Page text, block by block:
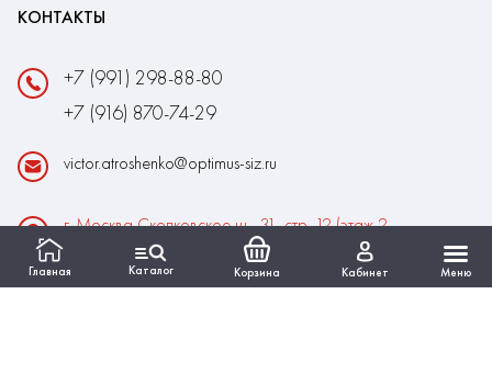
Главная Каталог Корзина Кабинет Меню
КОНТАКТЫ
+7 (991) 298-88-80
+7 (916) 870-74-29
victor.atroshenko@optimus-siz.ru
г. Москва Сколковское ш., 31, стр. 12 (этаж 2,
помещение 22)
Время работы: